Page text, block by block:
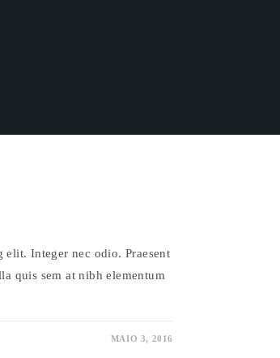
Integer nec odio. Praesent
quis sem at nibh elementum
MAIO 3, 2016